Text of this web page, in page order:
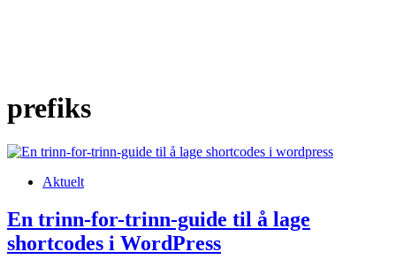
prefiks
Posted Aktuelt
En trinn-for-trinn-guide til å lage
shortcodes i WordPress